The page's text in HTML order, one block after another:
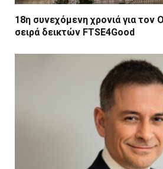
18η συνεχόμενη χρονιά για τον
σειρά δεικτών FTSE4Good